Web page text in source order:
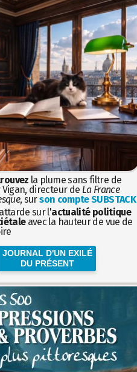
la plume sans filtre de
Vigan, directeur de La France
, surson compte SUBSTACK
sur l'actualité politique
avec la hauteur de vue de
JOURNAL D'UN EXILÉ
DU PRÉSENT